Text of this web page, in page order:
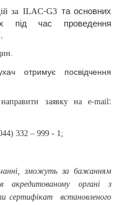
за ILAC-G3 та основних
під час проведення
отримує посвідчення
заявку на e-mail:
332 – 999 - 1;
зможуть за бажанням
акредитованому органі з
сертифікат
встановленого